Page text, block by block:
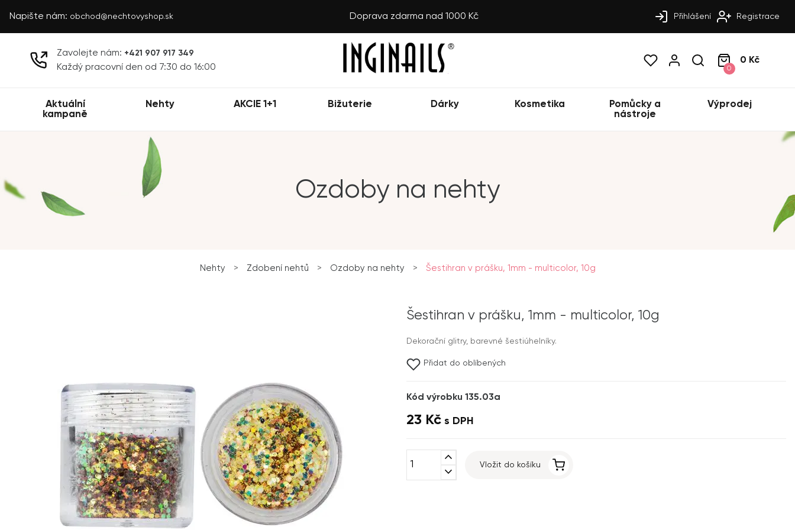
Napište nám: obchod@nechtovyshop.sk Doprava zdarma nad 1000 Kč Přihlášení Registrace
Zavolejte nám: +421 907 917 349
Každý pracovní den od 7:30 do 16:00 0
0 Kč
Aktuální
kampaně
Nehty AKCIE 1+1 Bižuterie Dárky Kosmetika
Pomůcky a
nástroje
Výprodej
Ozdoby na nehty
Nehty > Zdobení nehtů > Ozdoby na nehty > Šestihran v prášku, 1mm - multicolor, 10g
Šestihran v prášku, 1mm - multicolor, 10g
Dekorační glitry, barevné šestiúhelníky.
Přidat do oblíbených
Kód výrobku 135.03a
23 Kč s DPH
expand_less
expand_more
Vložit do košíku